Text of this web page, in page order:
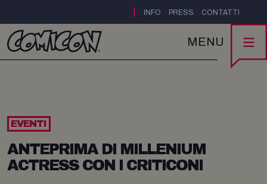
INFO PRESS CONTATTI
MENU
EVENTI
ANTEPRIMA DI MILLENIUM
ACTRESS CON I CRITICONI